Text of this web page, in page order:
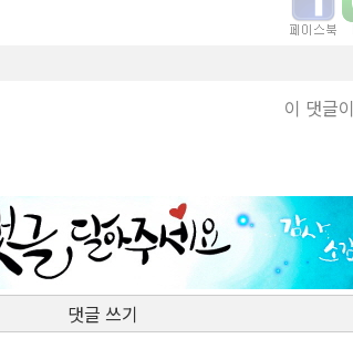
이 댓글이
댓글 쓰기